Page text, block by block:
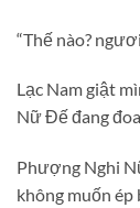
“Thế nào?
Lạc Nam giật
Nữ Đế đang
Phượng Nghi
không muốn